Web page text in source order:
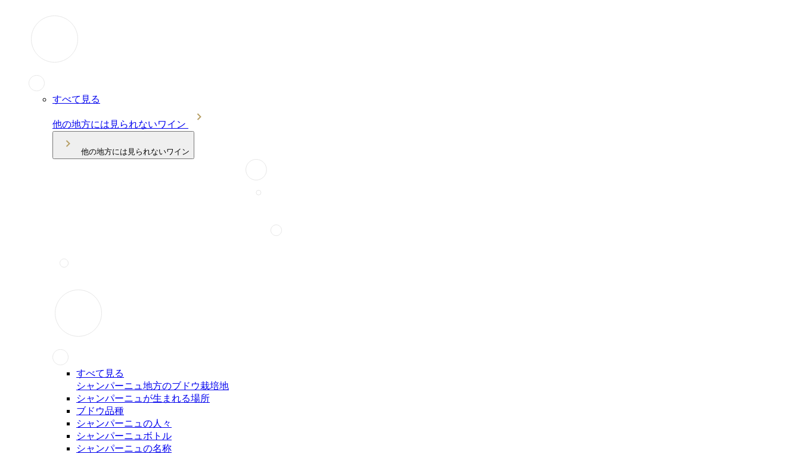
すべて見る
他の地方には見られないワイン
他の地方には見られないワイン
すべて見る
シャンパーニュ地方のブドウ栽培地
シャンパーニュが生まれる場所
ブドウ品種
シャンパーニュの人々
シャンパーニュボトル
シャンパーニュの名称